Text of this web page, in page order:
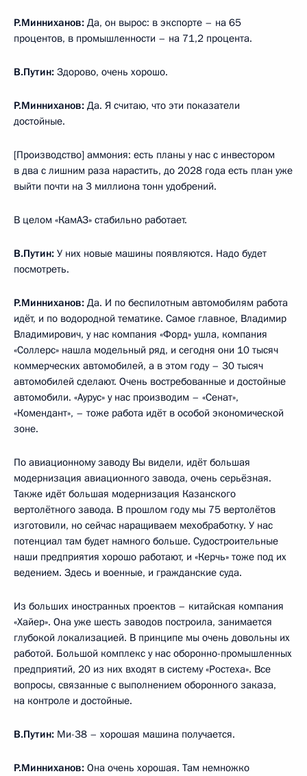
Р.Минниханов: Да, он вырос: в экспорте – на 65
процентов, в промышленности – на 71,2 процента.
В.Путин: Здорово, очень хорошо.
Р.Минниханов: Да. Я считаю, что эти показатели
достойные.
[Производство] аммония: есть планы у нас с инвестором
в два с лишним раза нарастить, до 2028 года есть план уже
выйти почти на 3 миллиона тонн удобрений.
В целом «КамАЗ» стабильно работает.
В.Путин: У них новые машины появляются. Надо будет
посмотреть.
Р.Минниханов: Да. И по беспилотным автомобилям работа
идёт, и по водородной тематике. Самое главное, Владимир
Владимирович, у нас компания «Форд» ушла, компания
«Соллерс» нашла модельный ряд, и сегодня они 10 тысяч
коммерческих автомобилей, а в этом году – 30 тысяч
автомобилей сделают. Очень востребованные и достойные
автомобили. «Аурус» у нас производим – «Сенат»,
«Комендант», – тоже работа идёт в особой экономической
зоне.
По авиационному заводу Вы видели, идёт большая
модернизация авиационного завода, очень серьёзная.
Также идёт большая модернизация Казанского
вертолётного завода. В прошлом году мы 75 вертолётов
изготовили, но сейчас наращиваем мехобработку. У нас
потенциал там будет намного больше. Судостроительные
наши предприятия хорошо работают, и «Керчь» тоже под их
ведением. Здесь и военные, и гражданские суда.
Из больших иностранных проектов – китайская компания
«Хайер». Она уже шесть заводов построила, занимается
глубокой локализацией. В принципе мы очень довольны их
работой. Большой комплекс у нас оборонно-промышленных
предприятий, 20 из них входят в систему «Ростеха». Все
вопросы, связанные с выполнением оборонного заказа,
на контроле и достойные.
В.Путин: Ми-38 – хорошая машина получается.
Р.Минниханов: Она очень хорошая. Там немножко